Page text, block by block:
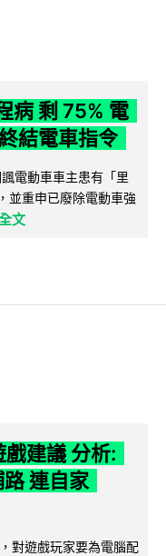
病 剩 75% 電
結電車指令
電動車車主患有「里
並重申已廢除電動車強
文
建議 分析:
連自家
對遊戲玩家要為電腦配